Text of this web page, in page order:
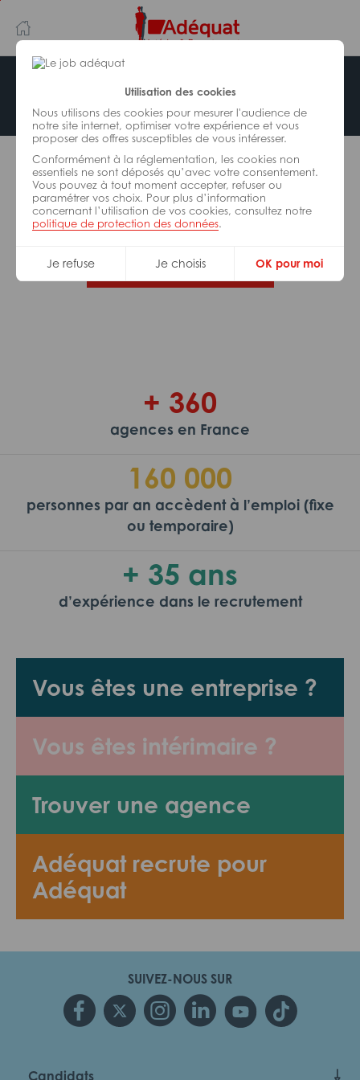
Utilisation des cookies
Nous utilisons des cookies pour mesurer l'audience de
notre site internet, optimiser votre expérience et vous
proposer des offres susceptibles de vous intéresser.
Conformément à la réglementation, les cookies non
essentiels ne sont déposés qu’avec votre consentement.
Vous pouvez à tout moment accepter, refuser ou
paramétrer vos choix. Pour plus d’information
concernant l’utilisation de vos cookies, consultez notre
politique de protection des données.
Je refuse Je choisis OK pour moi
au
contenu
principal
navigation
Offre indisponible
L’offre d’emploi que vous tentez de consulter n’est
plus disponible.
De nombreuses autres missions peuvent vous
correspondre, consultez toutes nos offres.
Trouvez votre job Adéquat !
Vous êtes une entreprise ?
Vous êtes intérimaire ?
Trouver une agence
Adéquat recrute pour
Adéquat
+ 360
agences en France
160 000
personnes par an accèdent à l’emploi (fixe
ou temporaire)
+ 35 ans
d’expérience dans le recrutement
SUIVEZ-NOUS SUR
Candidats